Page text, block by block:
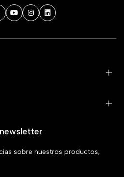
sobre nuestros productos,